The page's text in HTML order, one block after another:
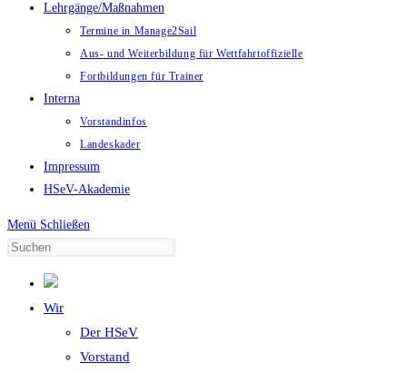
Lehrgänge/Maßnahmen
Termine in Manage2Sail
Aus- und Weiterbildung für Wettfahrtoffizielle
Fortbildungen für Trainer
Interna
Vorstandinfos
Landeskader
Impressum
HSeV-Akademie
Menü Schließen
Wir
Der HSeV
Vorstand